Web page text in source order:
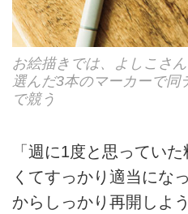
お絵描きでは、よしこさ
選んだ3本のマーカーで
で競う
「週に1度と思ってい
くてすっかり適当にな
からしっかり再開しよ